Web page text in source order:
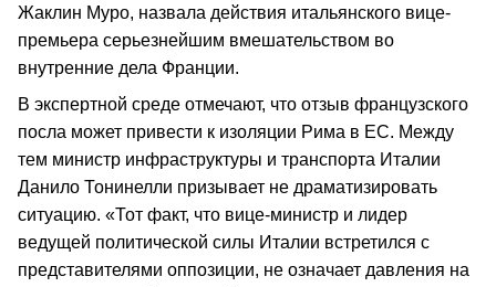
Жаклин Муро, назвала действия итальянского вице-
премьера серьезнейшим вмешательством во
внутренние дела Франции.
В экспертной среде отмечают, что отзыв французского
посла может привести к изоляции Рима в ЕС. Между
тем министр инфраструктуры и транспорта Италии
Данило Тонинелли призывает не драматизировать
ситуацию. «Тот факт, что вице-министр и лидер
ведущей политической силы Италии встретился с
представителями оппозиции, не означает давления на